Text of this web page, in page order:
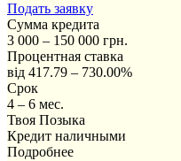
Подать заявку
Сумма кредита
3 000 – 150 000 грн.
Процентная ставка
від 417.79 – 730.00%
Срок
4 – 6 мес.
Твоя Позыка
Кредит наличными
Подробнее